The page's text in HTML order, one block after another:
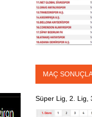
MAÇ
Süper Lig, 2. Lig,